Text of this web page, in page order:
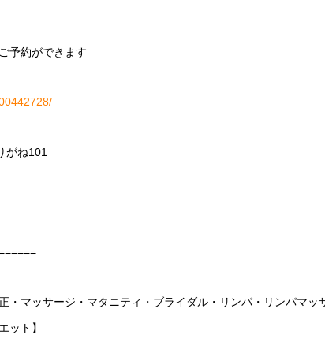
予約ができます
がね101
・マッサージ・マタニティ・ブライダル・リンパ・リンパマ
ット】